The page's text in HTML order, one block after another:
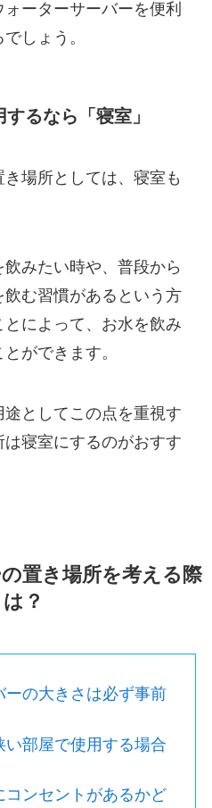
ォーターサーバーを便利
しょう。
るなら「寝室」
場所としては、寝室も
みたい時や、普段から
む習慣がある という方
によって、お水を飲み
ができます。
としてこの点を重視す
寝室にするのがおすす
置き場所を考える際
？
ーの大きさは必ず事前
い部屋で使用する場合
コンセントがあるかど